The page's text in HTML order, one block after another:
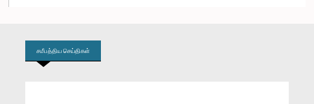
சமீபத்திய செய்திகள்